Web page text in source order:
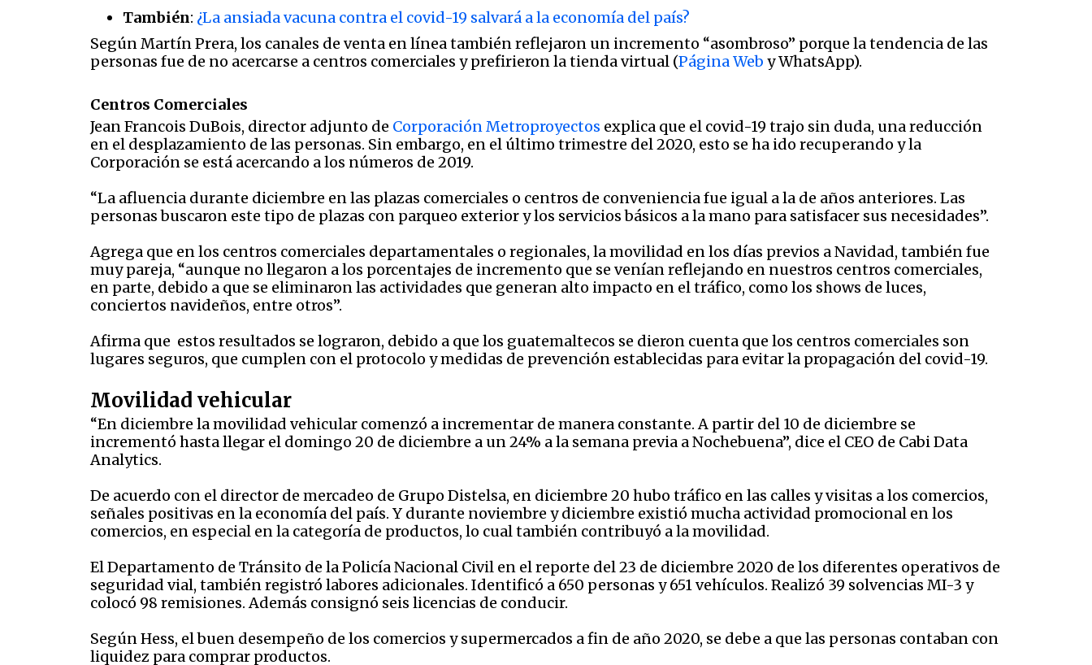
También: ¿La ansiada vacuna contra el covid-19 salvará a la economía del país?
Según Martín Prera, los canales de venta en línea también reflejaron un incremento “asombroso” porque la tendencia de las
personas fue de no acercarse a centros comerciales y prefirieron la tienda virtual (Página Web y WhatsApp).
Centros Comerciales
Jean Francois DuBois, director adjunto de Corporación Metroproyectos explica que el covid-19 trajo sin duda, una reducción
en el desplazamiento de las personas. Sin embargo, en el último trimestre del 2020, esto se ha ido recuperando y la
Corporación se está acercando a los números de 2019.
“La afluencia durante diciembre en las plazas comerciales o centros de conveniencia fue igual a la de años anteriores. Las
personas buscaron este tipo de plazas con parqueo exterior y los servicios básicos a la mano para satisfacer sus necesidades”.
Agrega que en los centros comerciales departamentales o regionales, la movilidad en los días previos a Navidad, también fue
muy pareja, “aunque no llegaron a los porcentajes de incremento que se venían reflejando en nuestros centros comerciales,
en parte, debido a que se eliminaron las actividades que generan alto impacto en el tráfico, como los shows de luces,
conciertos navideños, entre otros”.
Afirma que estos resultados se lograron, debido a que los guatemaltecos se dieron cuenta que los centros comerciales son
lugares seguros, que cumplen con el protocolo y medidas de prevención establecidas para evitar la propagación del covid-19.
Movilidad vehicular
“En diciembre la movilidad vehicular comenzó a incrementar de manera constante. A partir del 10 de diciembre se
incrementó hasta llegar el domingo 20 de diciembre a un 24% a la semana previa a Nochebuena”, dice el CEO de Cabi Data
Analytics.
De acuerdo con el director de mercadeo de Grupo Distelsa, en diciembre 20 hubo tráfico en las calles y visitas a los comercios,
señales positivas en la economía del país. Y durante noviembre y diciembre existió mucha actividad promocional en los
comercios, en especial en la categoría de productos, lo cual también contribuyó a la movilidad.
El Departamento de Tránsito de la Policía Nacional Civil en el reporte del 23 de diciembre 2020 de los diferentes operativos de
seguridad vial, también registró labores adicionales. Identificó a 650 personas y 651 vehículos. Realizó 39 solvencias MI-3 y
colocó 98 remisiones. Además consignó seis licencias de conducir.
Según Hess, el buen desempeño de los comercios y supermercados a fin de año 2020, se debe a que las personas contaban con
liquidez para comprar productos.